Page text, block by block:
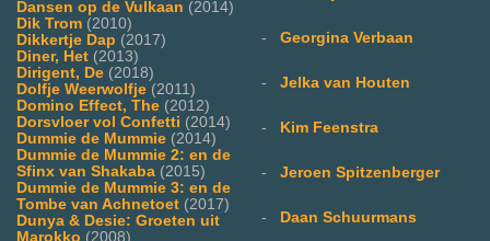
Dansen op de Vulkaan (2014)
Dik Trom (2010)
Dikkertje Dap (2017)
Diner, Het (2013)
Dirigent, De (2018)
Dolfje Weerwolfje (2011)
Domino Effect, The (2012)
Dorsvloer vol Confetti (2014)
Dummie de Mummie (2014)
Dummie de Mummie 2: en de
Sfinx van Shakaba (2015)
Dummie de Mummie 3: en de
Tombe van Achnetoet (2017)
Dunya & Desie: Groeten uit
Marokko (2008)
- Georgina Verbaan
- Jelka van Houten
- Kim Feenstra
- Jeroen Spitzenberger
- Daan Schuurmans